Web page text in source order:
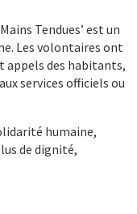
Tendues’ est un
Les volontaires ont
appels des habitants,
services officiels ou
humaine,
de dignité,